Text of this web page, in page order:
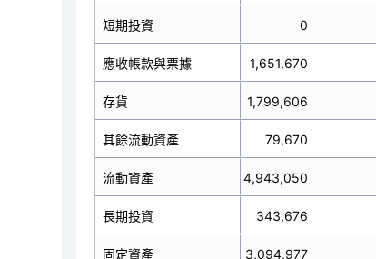
短期投資
應收帳款與票據
存貨
其餘流動資產
流動資產
長期投資
固定資產
0
1,631,510 1,651,670
2,029,153 1,799,606
192,593 79,670
4,728,673 4,943,050
332,579 343,676
3,113,850 3,094,977